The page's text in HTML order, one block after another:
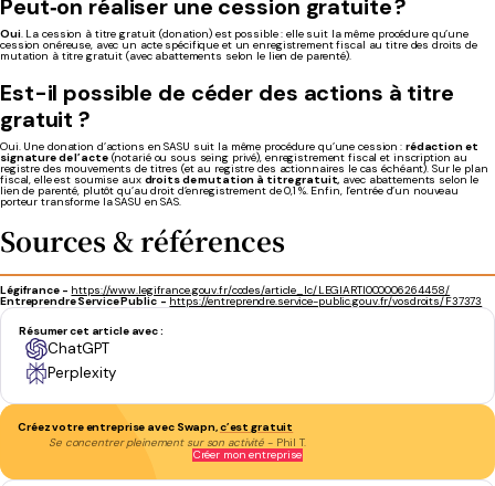
Peut‑on réaliser une cession gratuite ?
Oui. La cession à titre gratuit (donation) est possible : elle suit la même procédure qu’une
cession onéreuse, avec un acte spécifique et un enregistrement fiscal au titre des droits de
mutation à titre gratuit (avec abattements selon le lien de parenté).
Est-il possible de céder des actions à titre
gratuit ?
Oui. Une donation d’actions en SASU suit la même procédure qu’une cession : rédaction et
signature de l’acte(notarié ou sous seing privé), enregistrement fiscal et inscription au
registre des mouvements de titres (et au registre des actionnaires le cas échéant). Sur le plan
fiscal, elle est soumise aux droits de mutation à titre gratuit, avec abattements selon le
lien de parenté, plutôt qu’au droit d’enregistrement de 0,1 %. Enfin, l’entrée d’un nouveau
porteur transforme la SASU en SAS.
Sources & références
Légifrance - https://www.legifrance.gouv.fr/codes/article_lc/LEGIARTI000006264458/
Entreprendre Service Public - https://entreprendre.service-public.gouv.fr/vosdroits/F37373
Résumer cet article avec :
ChatGPT
Perplexity
Créez votre entreprise avec Swapn,c’est gratuit
Se concentrer pleinement sur son activité - Phil T.
Créer mon entreprise